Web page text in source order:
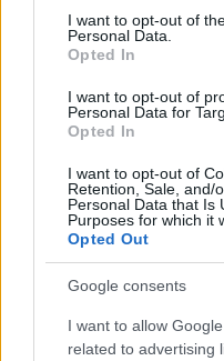
consent section.
I want to opt-out of
Personal Data.
Opted In
I want to opt-out of
Personal Data for
Opted In
I want to opt-out of
Retention, Sale, and/
Personal Data that Is
Purposes for which it
Opted Out
Google consents
I want to allow
related to advertising
Σέρρες: Βίντεο
τροχαίο με
σύγκρουση
Marfin: Η
απολογηθεί την
συμμετείχε στη
Στα Χανιά για
Κυριάκος
Μαρέβα